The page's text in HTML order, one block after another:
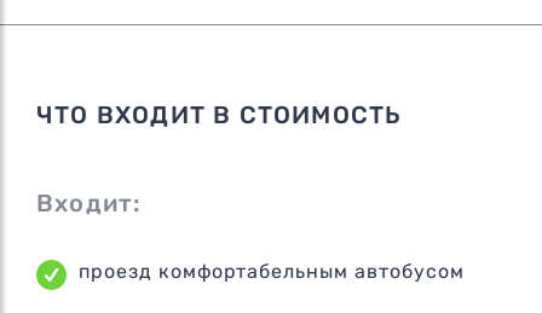
ЧТО ВХОДИТ В СТОИМОСТЬ
Входит:
проезд комфортабельным автобусом